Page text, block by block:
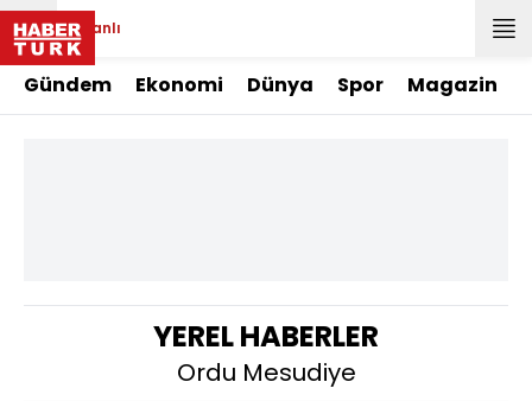
Canlı
Gündem Ekonomi Dünya Spor Magazin
YEREL HABERLER
Ordu Mesudiye